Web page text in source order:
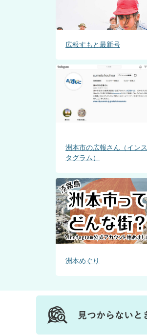
広報すもと最新号
洲本市の広報さん（インス
タグラム）
洲本めぐり